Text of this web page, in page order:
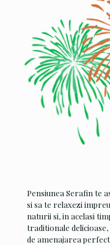
Pensiunea Serafin te
si sa te relaxezi
naturii si, in acelasi
traditionale
de amenajarea